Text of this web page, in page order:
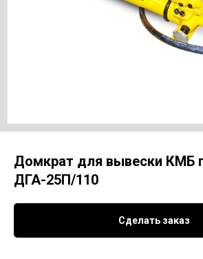
Домкрат для вывески КМБ
ДГА-25П/110
Сделать заказ